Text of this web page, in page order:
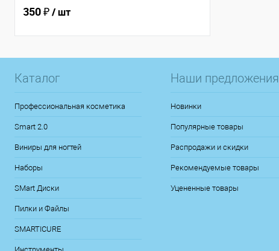
350 ₽/ шт
Каталог
Профессиональная косметика
Smart 2.0
Виниры для ногтей
Наборы
SMart Диски
Пилки и Файлы
SMARTICURE
Наши предложения
Новинки
Популярные товары
Распродажи и скидки
Рекомендуемые товары
Уцененные товары